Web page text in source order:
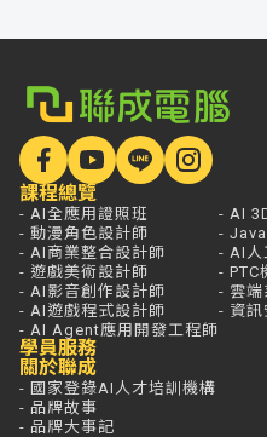
課程總覽
- AI全應用證照班
- 動漫角色設計師
- AI商業整合設計師
- 遊戲美術設計師
- AI影音創作設計師
- AI遊戲程式設計師
- AI Agent應用開發工程師
- AI
-
- AI人
- PTC
- 雲端
- 資訊
學員服務
關於聯成
- 國家登錄AI人才培訓機構
- 品牌故事
- 品牌大事記